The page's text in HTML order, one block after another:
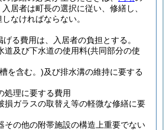
居者は町長の選択に従い、修繕し、
なければならない。
げる費用は、入居者の負担とする。
道及び下水道の使用料(共同部分の使
を含む。)及び排水溝の維持に要する
処理に要する費用
損ガラスの取替え等の軽微な修繕に要
その他の附帯施設の構造上重要でない